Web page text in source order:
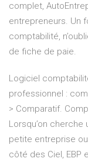
complet,
entrepreneurs. Un
comptabilité,
de fiche de paie.
Logiciel
professionnel :
> Comparatif.
Lorsqu’on
petite entreprise
côté des Ciel, EBP